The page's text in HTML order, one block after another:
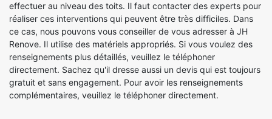
effectuer au niveau des toits. Il faut contacter des experts pour
réaliser ces interventions qui peuvent être très difficiles. Dans
ce cas, nous pouvons vous conseiller de vous adresser à JH
Renove. Il utilise des matériels appropriés. Si vous voulez des
renseignements plus détaillés, veuillez le téléphoner
directement. Sachez qu'il dresse aussi un devis qui est toujours
gratuit et sans engagement. Pour avoir les renseignements
complémentaires, veuillez le téléphoner directement.